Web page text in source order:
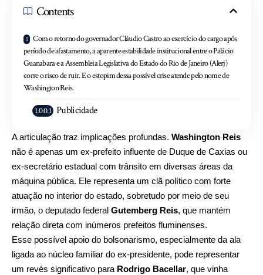
Contents
Com o retorno do governador Cláudio Castro ao exercício do cargo após
período de afastamento, a aparente estabilidade institucional entre o Palácio
Guanabara e a Assembleia Legislativa do Estado do Rio de Janeiro (Alerj)
corre o risco de ruir. E o estopim dessa possível crise atende pelo nome de
Washington Reis.
Publicidade
A articulação traz implicações profundas. Washington Reis
não é apenas um ex-prefeito influente de Duque de Caxias ou
ex-secretário estadual com trânsito em diversas áreas da
máquina pública. Ele representa um clã político com forte
atuação no interior do estado, sobretudo por meio de seu
irmão, o deputado federal Gutemberg Reis, que mantém
relação direta com inúmeros prefeitos fluminenses.
Esse possível apoio do bolsonarismo, especialmente da ala
ligada ao núcleo familiar do ex-presidente, pode representar
um revés significativo para Rodrigo Bacellar, que vinha